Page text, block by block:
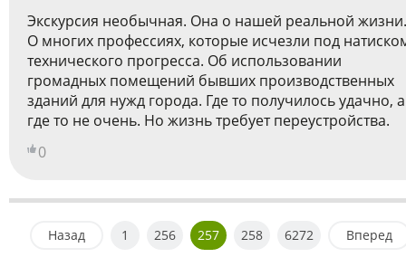
Экскурсия необычная. Она о нашей реальной жизни.
О многих профессиях, которые исчезли под
технического прогресса. Об использовании
громадных помещений бывших производственных
зданий для нужд города. Где то получилось удачно, а
где то не очень. Но жизнь требует переустройства.
0
Назад 1 256 257 258 6272 Вперед